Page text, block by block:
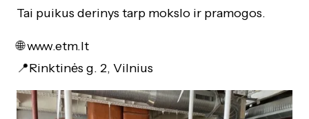
Tai puikus derinys tarp mokslo ir pramogos.
🌐www.etm.lt
📍Rinktinės g. 2, Vilnius